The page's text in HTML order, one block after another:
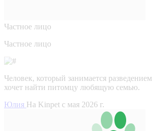
Частное лицо
Частное лицо
Человек, который занимается
хочет найти питомцу любящую семью.
Юлия На Kinpet c мая 2026 г.